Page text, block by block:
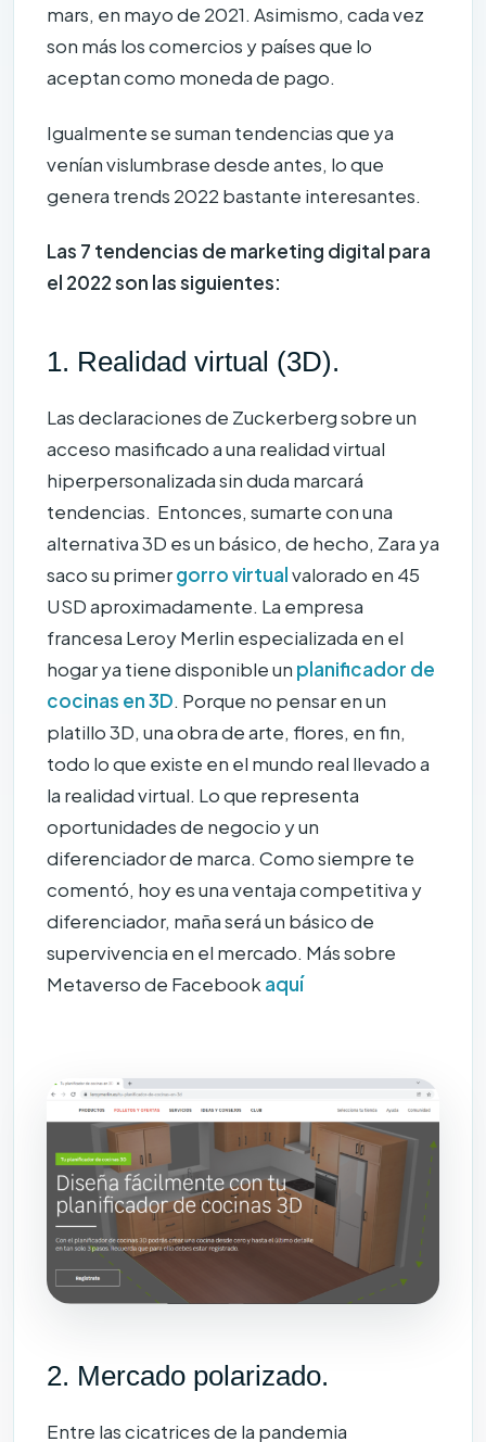
mars, en mayo de 2021. Asimismo, cada vez
son más los comercios y países que lo
aceptan como moneda de pago.
Igualmente se suman tendencias que ya
venían vislumbrase desde antes, lo que
genera trends 2022 bastante interesantes.
Las 7 tendencias de marketing digital para
el 2022 son las siguientes:
1. Realidad virtual (3D).
Las declaraciones de Zuckerberg sobre un
acceso masificado a una realidad virtual
hiperpersonalizada sin duda marcará
tendencias. Entonces, sumarte con una
alternativa 3D es un básico, de hecho, Zara ya
saco su primergorro virtualvalorado en 45
USD aproximadamente. La empresa
francesa Leroy Merlin especializada en el
hogar ya tiene disponible un planificador de
cocinas en 3D. Porque no pensar en un
platillo 3D, una obra de arte, flores, en fin,
todo lo que existe en el mundo real llevado a
la realidad virtual. Lo que representa
oportunidades de negocio y un
diferenciador de marca. Como siempre te
comentó, hoy es una ventaja competitiva y
diferenciador, maña será un básico de
supervivencia en el mercado. Más sobre
Metaverso de Facebook aquí
2. Mercado polarizado.
Entre las cicatrices de la pandemia